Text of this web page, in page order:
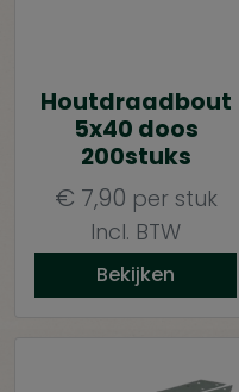
Houtdraadbout
5x40 doos
200stuks
€ 7,90 per stuk
Incl. BTW
Bekijken